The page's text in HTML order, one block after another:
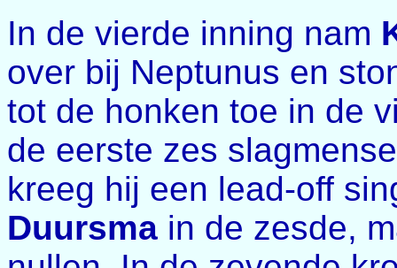
In de vierde inning nam
over bij Neptunus en
tot de honken toe in de
de eerste zes
kreeg hij een lead-off
Duursma in de zesde,